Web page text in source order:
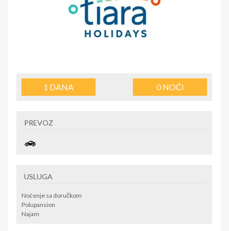
1 DANA 0NOĆI
PREVOZ
USLUGA
Noćenje sa doručkom
Polupansion
Najam